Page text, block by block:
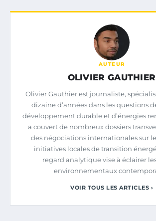
AUTEUR
OLIVIER GAUTHIER
Olivier Gauthier est journaliste,
dizaine d’années dans les questions
développement durable et d’énergies
a couvert de nombreux dossiers
des négociations internationales sur
initiatives locales de transition
regard analytique vise à éclairer
environnementaux
VOIR TOUS LES ARTICLES ›